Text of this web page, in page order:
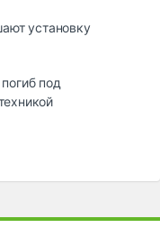
ycтaнoвкy
под